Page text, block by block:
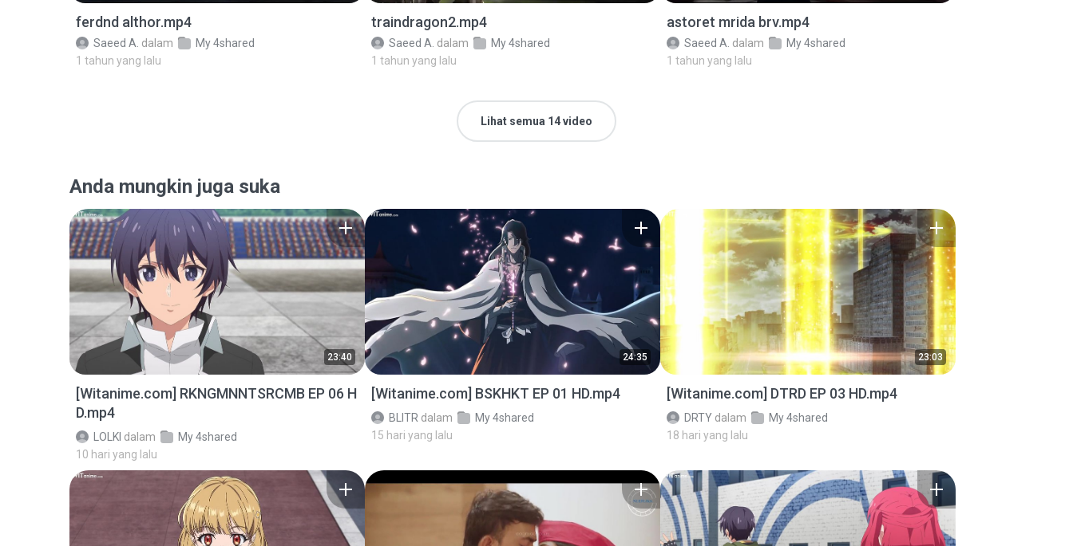
ferdnd althor.mp4
Saeed A. dalam
My 4shared
1 tahun yang lalu
traindragon2.mp4
Saeed A. dalam
My 4shared
1 tahun yang lalu
astoret mrida brv.mp4
Saeed A. dalam
My 4shared
1 tahun yang lalu
Lihat semua 14 video
Anda mungkin juga suka
23:40
[Witanime.com] RKNGMNNTSRCMB EP 06 H
D.mp4
LOLKI dalam
My 4shared
10 hari yang lalu
24:35
[Witanime.com] BSKHKT EP 01 HD.mp4
BLITR dalam
My 4shared
15 hari yang lalu
23:03
[Witanime.com] DTRD EP 03 HD.mp4
DRTY dalam
My 4shared
18 hari yang lalu